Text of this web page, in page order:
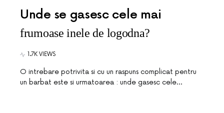
Unde se gasesc cele mai
frumoase inele de logodna?
1.7K VIEWS
O intrebare potrivita si cu un raspuns complicat pentru
un barbat este si urmatoarea : unde gasesc cele…